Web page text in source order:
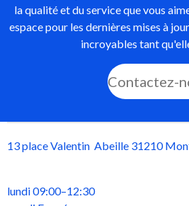
la qualité et du service que vous
espace pour les dernières mises à
incroyables tant
Contactez-
13 place Valentin Abeille 31210
lundi 09:00–12:30